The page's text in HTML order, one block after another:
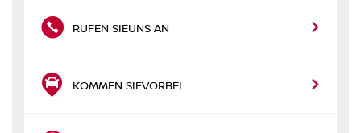
RUFEN SIEUNS AN
KOMMEN SIEVORBEI